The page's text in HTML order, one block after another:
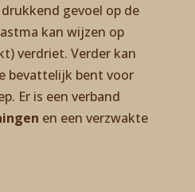
gevoel op de
kan wijzen op
verdriet. Verder kan
bevattelijk bent voor
Er is een verband
en een verzwakte